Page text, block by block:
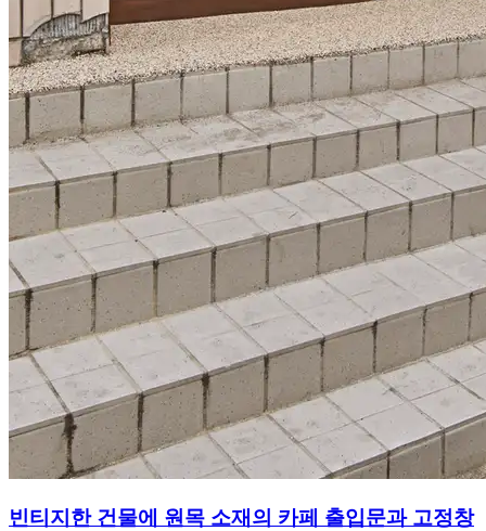
빈티지한 건물에 원목 소재의 카페 출입문과 고정창